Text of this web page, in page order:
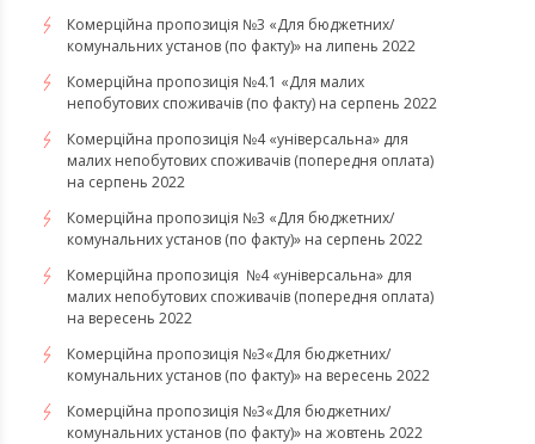
Комерційна пропозиція №3 «Для бюджетних/
комунальних установ (по факту)» на липень 2022
Комерційна пропозиція №4.1 «Для малих
непобутових споживачів (по факту) на серпень 2022
Комерційна пропозиція №4 «універсальна» для
малих непобутових споживачів (попередня оплата)
на серпень 2022
Комерційна пропозиція №3 «Для бюджетних/
комунальних установ (по факту)» на серпень 2022
Комерційна пропозиція №4 «універсальна» для
малих непобутових споживачів (попередня оплата)
на вересень 2022
Комерційна пропозиція №3«Для бюджетних/
комунальних установ (по факту)» на вересень 2022
Комерційна пропозиція №3«Для бюджетних/
комунальних установ (по факту)» на жовтень 2022